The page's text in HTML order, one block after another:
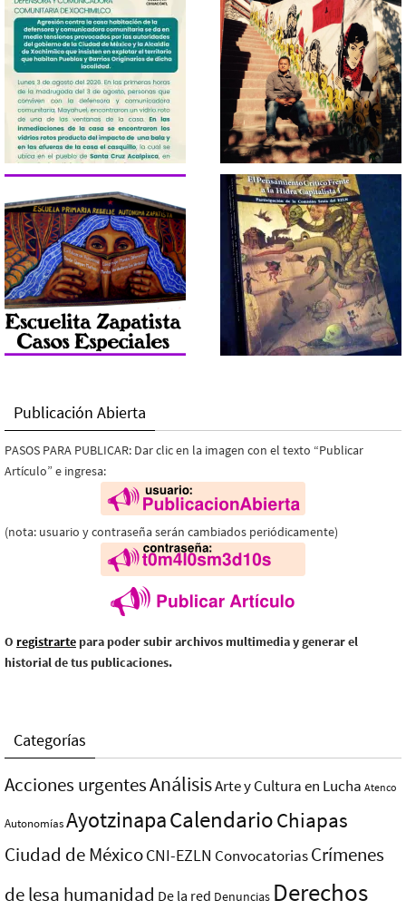
Publicación Abierta
PASOS PARA PUBLICAR: Dar clic en la imagen con el texto “Publicar
Artículo” e ingresa:
(nota: usuario y contraseña serán cambiados periódicamente)
O registrarte para poder subir archivos multimedia y generar el
historial de tus publicaciones.
Categorías
Acciones urgentesAnálisisArte y Cultura en Lucha Atenco
AutonomíasAyotzinapaCalendarioChiapas
Ciudad de MéxicoCNI-EZLN ConvocatoriasCrímenes
de lesa humanidad De la red Denuncias Derechos